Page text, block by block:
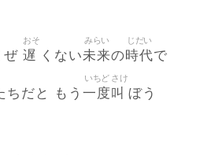
ぜ 遅
おそ
くない未来
みらい
の時代
じだい
で
ちだと もう 一度
いちど
叫
さけ
ぼう